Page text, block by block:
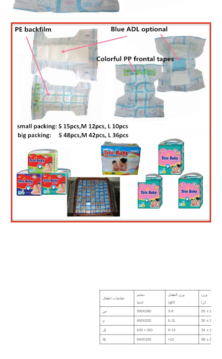
حفاضات اطفال
بحجم
(مم)
وزن الطفل
(كلغ)
وزن
(ز)
س 390X280 3-8 25 ± 2
م 450X320 5-11 30 ± 2
إل 500 × 320 9-13 34 ± 2
XL 540X320 >12 38 ± 2